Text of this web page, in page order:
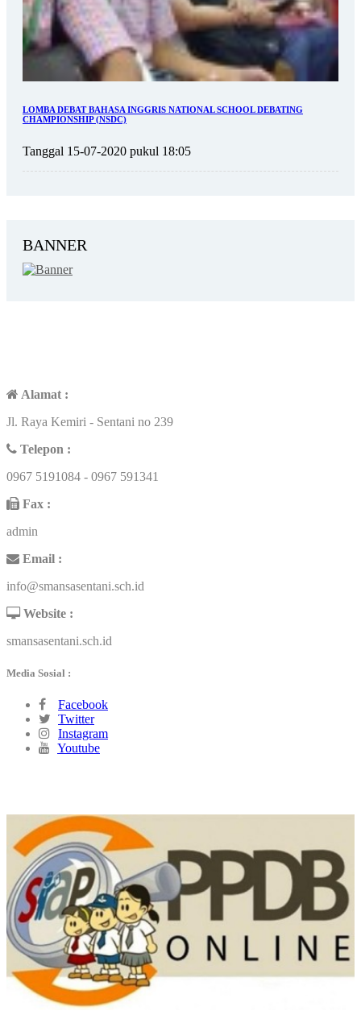
LOMBA DEBAT BAHASA INGGRIS NATIONAL SCHOOL DEBATING
CHAMPIONSHIP (NSDC)
Tanggal 15-07-2020 pukul 18:05
BANNER
Alamat :
Jl. Raya Kemiri - Sentani no 239
Telepon :
0967 5191084 - 0967 591341
Fax :
admin
Email :
info@smansasentani.sch.id
Website :
smansasentani.sch.id
Media Sosial :
Facebook
Twitter
Instagram
Youtube